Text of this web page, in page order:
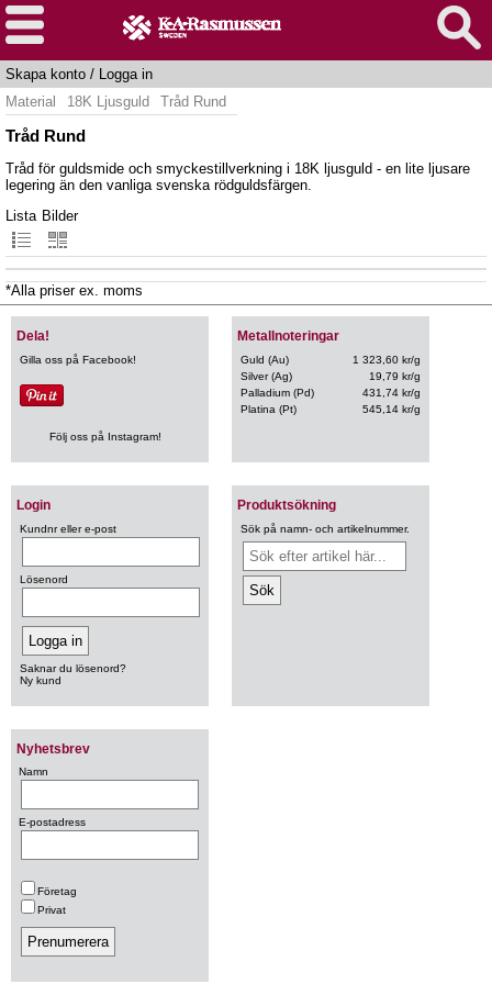
Skapa konto / Logga in
Material
18K Ljusguld Tråd Rund
Tråd Rund
Tråd för guldsmide och smyckestillverkning i 18K ljusguld - en lite ljusare
legering än den vanliga svenska rödguldsfärgen.
Lista Bilder
*Alla priser ex. moms
Metallnoteringar
Guld (Au)
1 323,60 kr/g
Silver (Ag)
19,79 kr/g
Palladium (Pd)
431,74 kr/g
Platina (Pt)
545,14 kr/g
Login
Kundnr eller e-post
Lösenord
Saknar du lösenord?
Ny kund
Produktsökning
Sök på namn- och artikelnummer.
Nyhetsbrev
Namn
E-postadress
Företag
Privat
Dela!
Gilla oss på Facebook!
Följ oss på Instagram!